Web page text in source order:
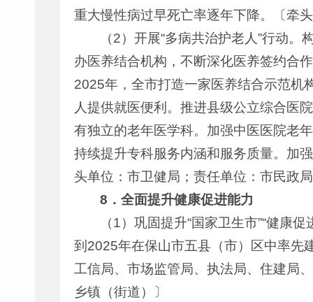
重大慢性病过早死亡率逐年下降。〔牵
（2）开展“多病共治护老人”行动
办医养结合机构，不断深化医养签约合
2025年，全市打造一家医养结合示范机
人提供就医便利。推进县级公立综合医
有独立的老年医学科。加强中医医院老
持续提升专科服务内涵和服务质量。加
头单位：市卫健局；责任单位：市民政
8 ．全面提升健康促进能力
（1）巩固提升“国家卫生市”“健康
到2025年在保山市五县（市）区中率先
工信局、市场监管局、执法局、住建局
乡镇（街道）〕